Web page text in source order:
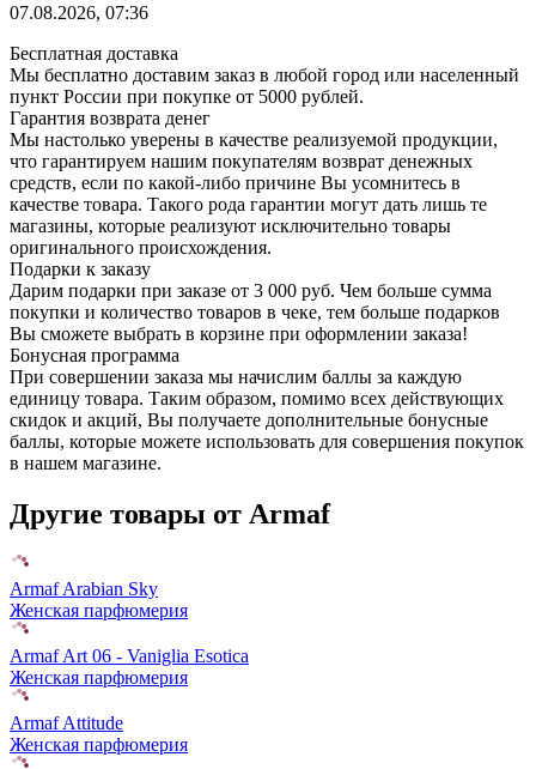
07.08.2026, 07:36
Бесплатная доставка
Мы бесплатно доставим заказ в любой город или населенный
пункт России при покупке от 5000 рублей.
Гарантия возврата денег
Мы настолько уверены в качестве реализуемой продукции,
что гарантируем нашим покупателям возврат денежных
средств, если по какой-либо причине Вы усомнитесь в
качестве товара. Такого рода гарантии могут дать лишь те
магазины, которые реализуют исключительно товары
оригинального происхождения.
Подарки к заказу
Дарим подарки при заказе от 3 000 руб. Чем больше сумма
покупки и количество товаров в чеке, тем больше подарков
Вы сможете выбрать в корзине при оформлении заказа!
Бонусная программа
При совершении заказа мы начислим баллы за каждую
единицу товара. Таким образом, помимо всех действующих
скидок и акций, Вы получаете дополнительные бонусные
баллы, которые можете использовать для совершения покупок
в нашем магазине.
Другие товары от Armaf
Armaf Arabian Sky
Женская парфюмерия
Armaf Art 06 - Vaniglia Esotica
Женская парфюмерия
Armaf Attitude
Женская парфюмерия